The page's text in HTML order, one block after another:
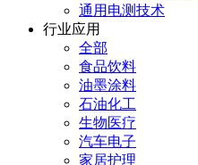
通用电测技术
行业应用
全部
食品饮料
油墨涂料
石油化工
生物医疗
汽车电子
家居护理